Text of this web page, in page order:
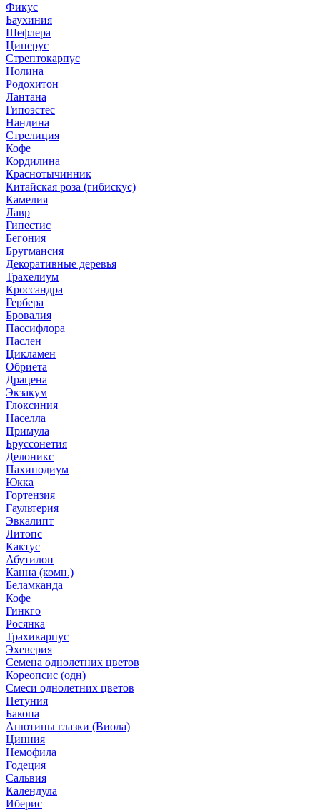
Фикус
Баухиния
Шефлера
Циперус
Стрептокарпус
Нолина
Родохитон
Лантана
Гипоэстес
Нандина
Стрелиция
Кофе
Кордилина
Краснотычинник
Китайская роза (гибискус)
Камелия
Лавр
Гипестис
Бегония
Бругмансия
Декоративные деревья
Трахелиум
Кроссандра
Гербера
Бровалия
Пассифлора
Паслен
Цикламен
Обриета
Драцена
Экзакум
Глоксиния
Населла
Примула
Бруссонетия
Делоникс
Пахиподиум
Юкка
Гортензия
Гаультерия
Эвкалипт
Литопс
Кактус
Абутилон
Канна (комн.)
Беламканда
Кофе
Гинкго
Росянка
Трахикарпус
Эхеверия
Семена однолетних цветов
Кореопсис (одн)
Смеси однолетних цветов
Петуния
Бакопа
Анютины глазки (Виола)
Цинния
Немофила
Годеция
Сальвия
Календула
Иберис